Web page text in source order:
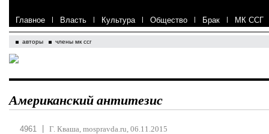
Главное | Власть | Культура | Общество | Брак | МК ССГ
авторы члены мк ссг
Американский антитезис
4961 Г. Кваша, mospravda.ru, 06.11.2015